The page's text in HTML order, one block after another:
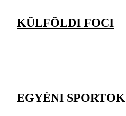
KÜLFÖLDI FOCI
EGYÉNI SPORTOK